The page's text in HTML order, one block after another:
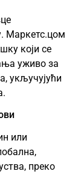
Маркетс.цом
који се
уживо за
укључујући
или
преко